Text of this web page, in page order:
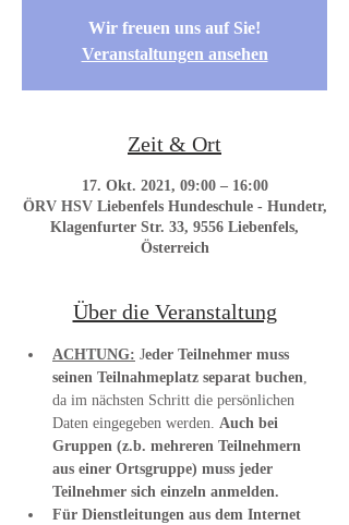
Wir freuen uns auf Sie!
Veranstaltungen ansehen
Zeit & Ort
17. Okt. 2021, 09:00 – 16:00
ÖRV HSV Liebenfels Hundeschule - Hundetr,
Klagenfurter Str. 33, 9556 Liebenfels,
Österreich
Über die Veranstaltung
ACHTUNG: Jeder Teilnehmer muss
seinen Teilnahmeplatz separat buchen,
da im nächsten Schritt die persönlichen
Daten eingegeben werden. Auch bei
Gruppen (z.b. mehreren Teilnehmern
aus einer Ortsgruppe) muss jeder
Teilnehmer sich einzeln anmelden.
Für Dienstleitungen aus dem Internet